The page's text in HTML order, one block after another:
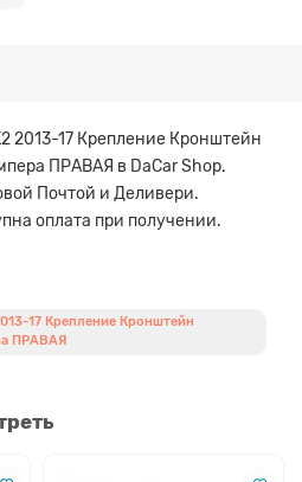
2013-17 Крепление Кронштейн
ПРАВАЯ в DaCar Shop.
Почтой и Деливери.
оплата при получении.
17 Крепление Кронштейн
ПРАВАЯ